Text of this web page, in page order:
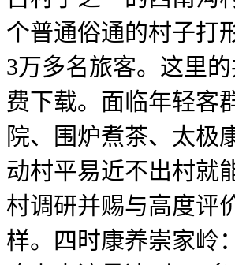
个普通俗通的村子打
3万多名旅客。这里
费下载。面临年轻客
院、围炉煮茶、太极
动村平易近不出村就
村调研并赐与高度评
样。四时康养崇家岭